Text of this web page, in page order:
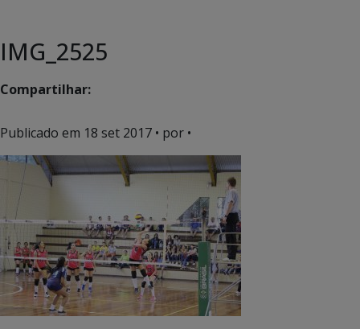
IMG_2525
Compartilhar:
Publicado em 18 set 2017 • por •